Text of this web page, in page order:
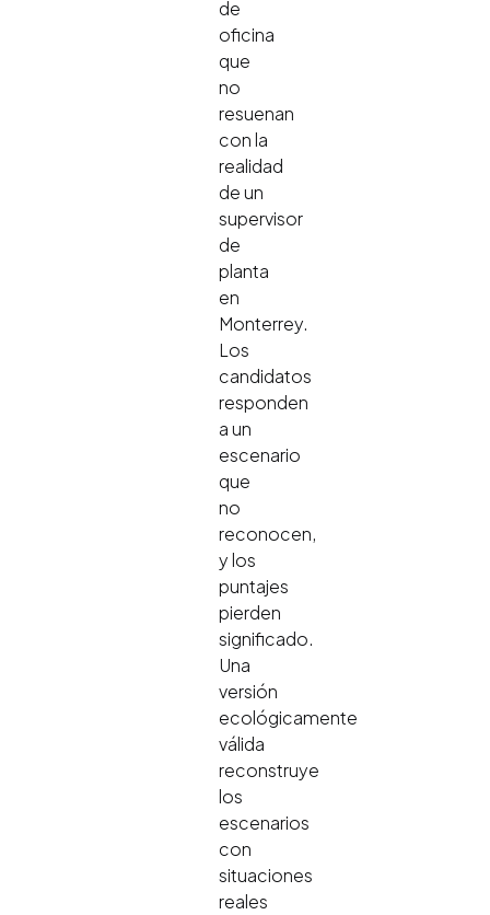
de
oficina
que
no
resuenan
con la
realidad
de un
supervisor
de
planta
en
Monterrey.
Los
candidatos
responden
a un
escenario
que
no
reconocen,
y los
puntajes
pierden
significado.
Una
versión
ecológicamente
válida
reconstruye
los
escenarios
con
situaciones
reales